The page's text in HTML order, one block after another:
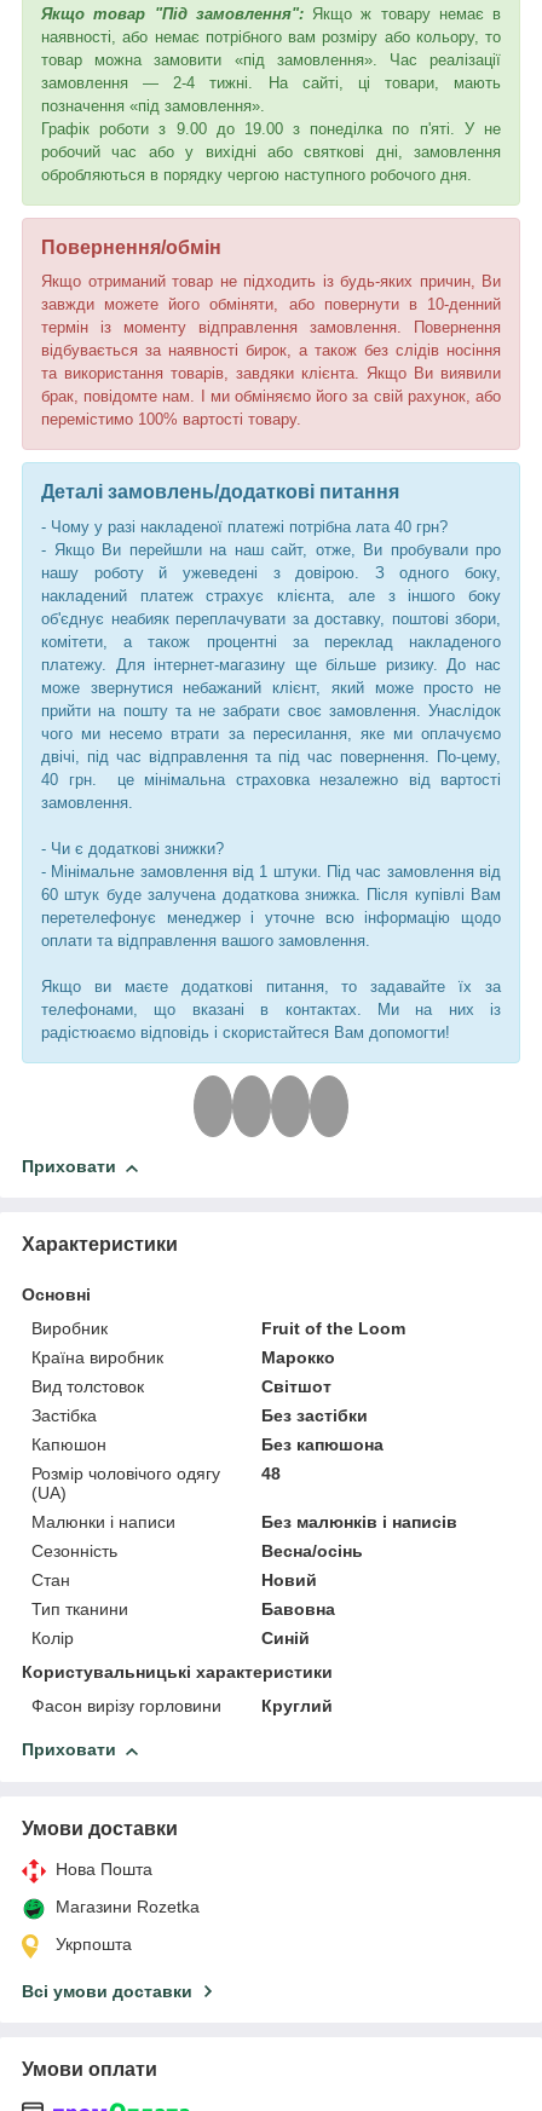
Якщо товар "Під замовлення":Якщо ж товару немає в
наявності, або немає потрібного вам розміру або кольору, то
товар можна замовити «під замовлення». Час реалізації
замовлення — 2-4 тижні. На сайті, ці товари, мають
позначення «під замовлення».
Графік роботи з 9.00 до 19.00 з понеділка по п'яті. У не
робочий час або у вихідні або святкові дні, замовлення
обробляються в порядку чергою наступного робочого дня.
Повернення/обмін
Якщо отриманий товар не підходить із будь-яких причин, Ви
завжди можете його обміняти, або повернути в 10-денний
термін із моменту відправлення замовлення. Повернення
відбувається за наявності бирок, а також без слідів носіння
та використання товарів, завдяки клієнта. Якщо Ви виявили
брак, повідомте нам. І ми обміняємо його за свій рахунок, або
перемістимо 100% вартості товару.
Деталі замовлень/додаткові питання
- Чому у разі накладеної платежі потрібна лата 40 грн?
- Якщо Ви перейшли на наш сайт, отже, Ви пробували про
нашу роботу й ужеведені з довірою. З одного боку,
накладений платеж страхує клієнта, але з іншого боку
об'єднує неабияк переплачувати за доставку, поштові збори,
комітети, а також процентні за переклад накладеного
платежу. Для інтернет-магазину ще більше ризику. До нас
може звернутися небажаний клієнт, який може просто не
прийти на пошту та не забрати своє замовлення. Унаслідок
чого ми несемо втрати за пересилання, яке ми оплачуємо
двічі, під час відправлення та під час повернення. По-цему,
40 грн. це мінімальна страховка незалежно від вартості
замовлення.
- Чи є додаткові знижки?
- Мінімальне замовлення від 1 штуки. Під час замовлення від
60 штук буде залучена додаткова знижка. Після купівлі Вам
перетелефонує менеджер і уточне всю інформацію щодо
оплати та відправлення вашого замовлення.
Якщо ви маєте додаткові питання, то задавайте їх за
телефонами, що вказані в контактах. Ми на них із
радістюаємо відповідь і скористайтеся Вам допомогти!
Приховати
Характеристики
Основні
Виробник
Fruit of the Loom
Країна виробник
Марокко
Вид толстовок
Світшот
Застібка
Без застібки
Капюшон
Без капюшона
Розмір чоловічого одягу
(UA)
48
Малюнки і написи
Без малюнків і написів
Сезонність
Весна/осінь
Стан
Новий
Тип тканини
Бавовна
Колір
Синій
Користувальницькі характеристики
Фасон вирізу горловини
Круглий
Приховати
Умови доставки
Нова Пошта
Магазини Rozetka
Укрпошта
Всі умови доставки
Умови оплати